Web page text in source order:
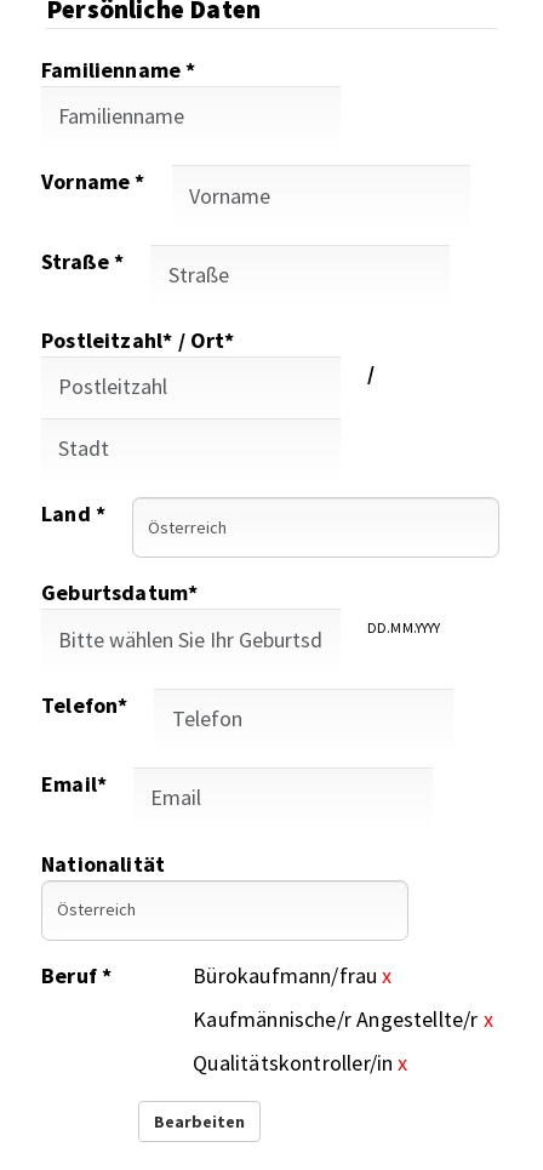
Persönliche Daten
Familienname *
Vorname *
Straße *
Postleitzahl* / Ort*
/
Land *
Geburtsdatum*
DD.MM.YYYY
Telefon*
Email*
Nationalität
Beruf * Bürokaufmann/frau x
Kaufmännische/r Angestellte/r x
Qualitätskontroller/in x
Bearbeiten